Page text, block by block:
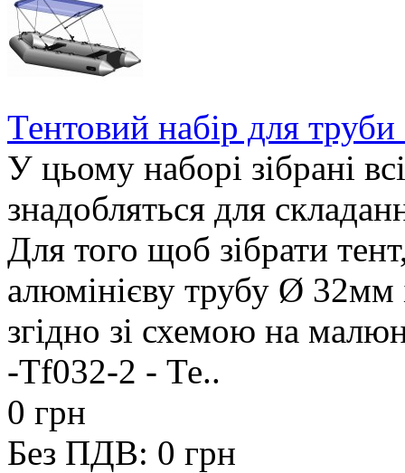
Тентовий набір для
У цьому наборі зібрані
знадобляться для
Для того щоб зібрати
алюмінієву трубу Ø 32мм і
згідно зі схемою на
-Tf032-2 - Те..
0 грн
Без ПДВ: 0 грн